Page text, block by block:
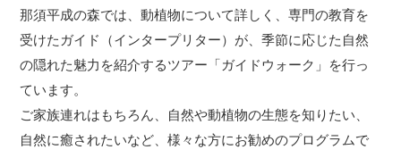
那須平成の森では、動植物について詳しく、専門の教育を
受けたガイド（インタープリター）が、季節に応じた自然
の隠れた魅力を紹介するツアー「ガイドウォーク」を行っ
ています。
ご家族連れはもちろん、自然や動植物の生態を知りたい、
自然に癒されたいなど、様々な方にお勧めのプログラムで